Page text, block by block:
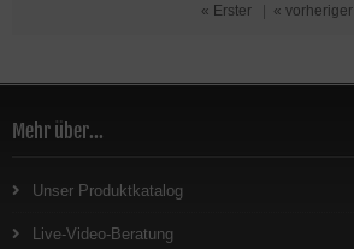
« Erster « vorheriger
Mehr über...
Unser Produktkatalog
Live-Video-Beratung